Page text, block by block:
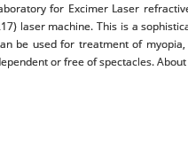
for Excimer Laser
laser machine. This is a
be used for treatment of
or free of spectacles.